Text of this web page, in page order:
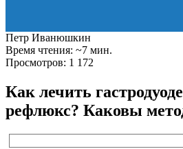
Петр Иванюшкин
Время чтения: ~7 мин.
Просмотров: 1 172
Как лечить
рефлюкс? Каковы